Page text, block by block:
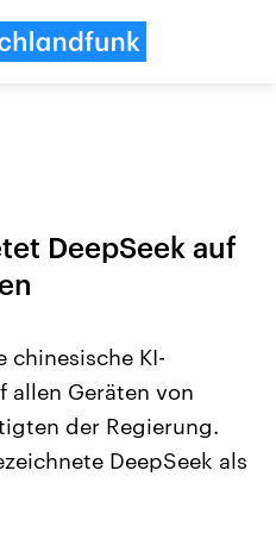
USA
Aktuelle Beiträge,
Hintergründe
Wirtschaftlich und
DeepSeek auf
chinesische KI-
allen Geräten von
der Regierung.
DeepSeek als